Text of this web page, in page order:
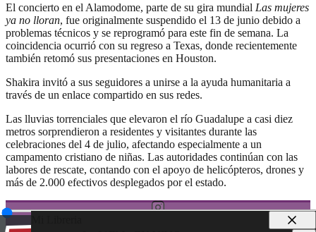
El concierto en el Alamodome, parte de su gira mundial Las mujeres
ya no lloran, fue originalmente suspendido el 13 de junio debido a
problemas técnicos y se reprogramó para este fin de semana. La
coincidencia ocurrió con su regreso a Texas, donde recientemente
también retomó sus presentaciones en Houston.
Shakira invitó a sus seguidores a unirse a la ayuda humanitaria a
través de un enlace compartido en sus redes.
Las lluvias torrenciales que elevaron el río Guadalupe a casi diez
metros sorprendieron a residentes y visitantes durante las
celebraciones del 4 de julio, afectando especialmente a un
campamento cristiano de niñas. Las autoridades continúan con las
labores de rescate, contando con el apoyo de helicópteros, drones y
más de 2.000 efectivos desplegados por el estado.